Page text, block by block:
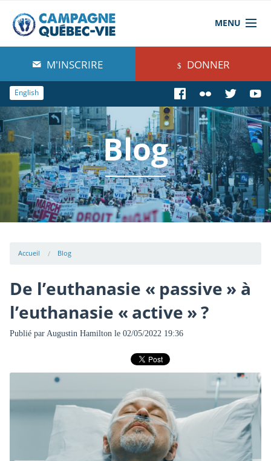
MENU
À propos de nous
Blog
Comprendre
Agir
Boutique
M'INSCRIRE DONNER
English
Blog
Accueil Blog
De l’euthanasie « passive » à
l’euthanasie « active » ?
Publié par Augustin Hamilton le 02/05/2022 19:36